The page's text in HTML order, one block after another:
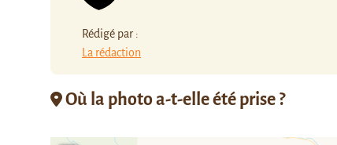
Rédigé par :
La rédaction
Où la photo a-t-elle été prise ?